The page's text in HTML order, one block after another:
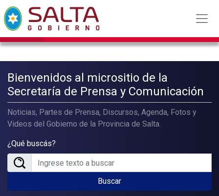
Bienvenidos al micrositio de la
Secretaría de Prensa y Comunicación
Noticias, Partes de Prensa, Discursos, Agenda, Fotos y
Videos del Gobierno de la Provincia de Salta.
¿Qué buscás?
Buscar